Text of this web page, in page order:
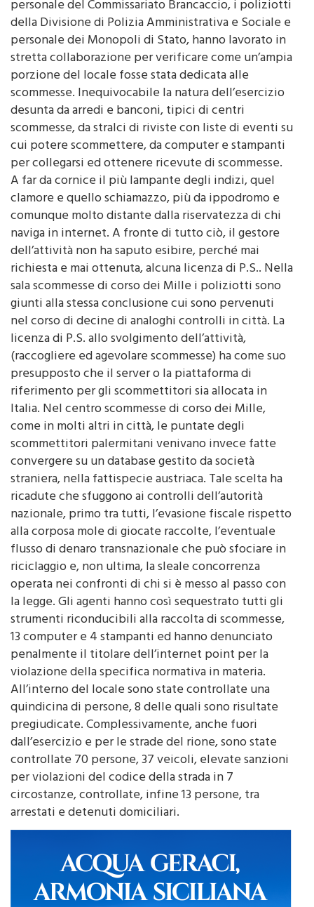
chiaro, sin dalle prime battute dei controlli. Il
personale del Commissariato Brancaccio, i poliziotti
della Divisione di Polizia Amministrativa e Sociale e
personale dei Monopoli di Stato, hanno lavorato in
stretta collaborazione per verificare come un’ampia
porzione del locale fosse stata dedicata alle
scommesse. Inequivocabile la natura dell’esercizio
desunta da arredi e banconi, tipici di centri
scommesse, da stralci di riviste con liste di eventi su
cui potere scommettere, da computer e stampanti
per collegarsi ed ottenere ricevute di scommesse.
A far da cornice il più lampante degli indizi, quel
clamore e quello schiamazzo, più da ippodromo e
comunque molto distante dalla riservatezza di chi
naviga in internet. A fronte di tutto ciò, il gestore
dell’attività non ha saputo esibire, perché mai
richiesta e mai ottenuta, alcuna licenza di P.S.. Nella
sala scommesse di corso dei Mille i poliziotti sono
giunti alla stessa conclusione cui sono pervenuti
nel corso di decine di analoghi controlli in città. La
licenza di P.S. allo svolgimento dell’attività,
(raccogliere ed agevolare scommesse) ha come suo
presupposto che il server o la piattaforma di
riferimento per gli scommettitori sia allocata in
Italia. Nel centro scommesse di corso dei Mille,
come in molti altri in città, le puntate degli
scommettitori palermitani venivano invece fatte
convergere su un database gestito da società
straniera, nella fattispecie austriaca. Tale scelta ha
ricadute che sfuggono ai controlli dell’autorità
nazionale, primo tra tutti, l’evasione fiscale rispetto
alla corposa mole di giocate raccolte, l’eventuale
flusso di denaro transnazionale che può sfociare in
riciclaggio e, non ultima, la sleale concorrenza
operata nei confronti di chi si è messo al passo con
la legge. Gli agenti hanno così sequestrato tutti gli
strumenti riconducibili alla raccolta di scommesse,
13 computer e 4 stampanti ed hanno denunciato
penalmente il titolare dell’internet point per la
violazione della specifica normativa in materia.
All’interno del locale sono state controllate una
quindicina di persone, 8 delle quali sono risultate
pregiudicate. Complessivamente, anche fuori
dall’esercizio e per le strade del rione, sono state
controllate 70 persone, 37 veicoli, elevate sanzioni
per violazioni del codice della strada in 7
circostanze, controllate, infine 13 persone, tra
arrestati e detenuti domiciliari.